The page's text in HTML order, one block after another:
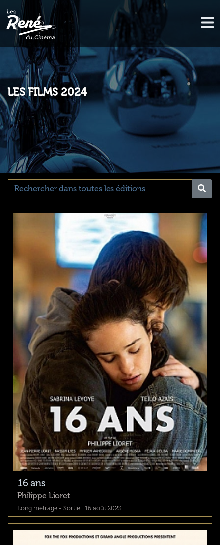
LES FILMS 2024
16 ans
Philippe Lioret
Long metrage - Sortie : 16 août 2023